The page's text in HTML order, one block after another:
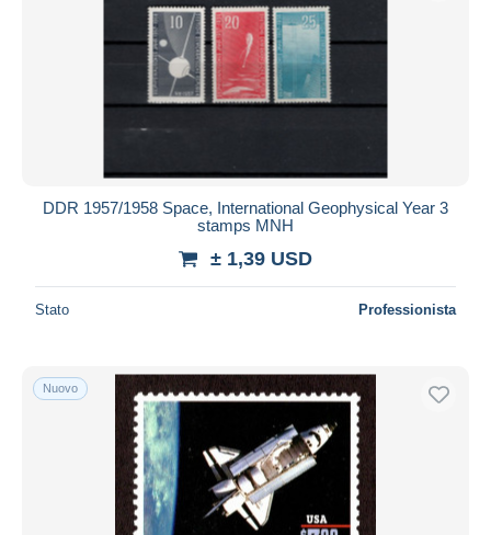
DDR 1957/1958 Space, International Geophysical Year 3
stamps MNH
± 1,39 USD
Stato Professionista
Nuovo